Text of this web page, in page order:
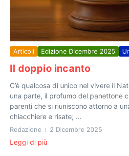
Articoli Edizione Dicembre 2025
Il doppio incanto
C’è qualcosa di unico nel vivere il
una parte, il profumo del panettone
parenti che si riuniscono attorno a
chiacchiere e risate; ...
Redazione 2 Dicembre 2025
Leggi di più